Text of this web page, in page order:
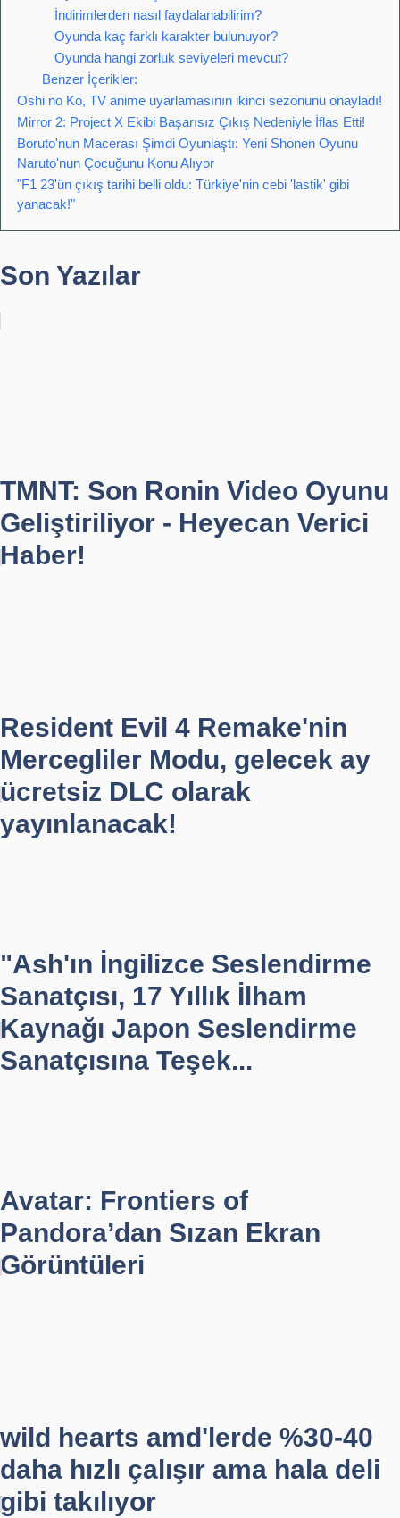
İndirimlerden nasıl faydalanabilirim?
Oyunda kaç farklı karakter bulunuyor?
Oyunda hangi zorluk seviyeleri mevcut?
Benzer İçerikler:
Oshi no Ko, TV anime uyarlamasının ikinci sezonunu onayladı!
Mirror 2: Project X Ekibi Başarısız Çıkış Nedeniyle İflas Etti!
Boruto'nun Macerası Şimdi Oyunlaştı: Yeni Shonen Oyunu
Naruto'nun Çocuğunu Konu Alıyor
"F1 23'ün çıkış tarihi belli oldu: Türkiye'nin cebi 'lastik' gibi
yanacak!"
Son Yazılar
TMNT: Son Ronin Video Oyunu
Geliştiriliyor - Heyecan Verici
Haber!
Resident Evil 4 Remake'nin
Mercegliler Modu, gelecek ay
ücretsiz DLC olarak
yayınlanacak!
"Ash'ın İngilizce Seslendirme
Sanatçısı, 17 Yıllık İlham
Kaynağı Japon Seslendirme
Sanatçısına Teşek...
Avatar: Frontiers of
Pandora’dan Sızan Ekran
Görüntüleri
wild hearts amd'lerde %30-40
daha hızlı çalışır ama hala deli
gibi takılıyor